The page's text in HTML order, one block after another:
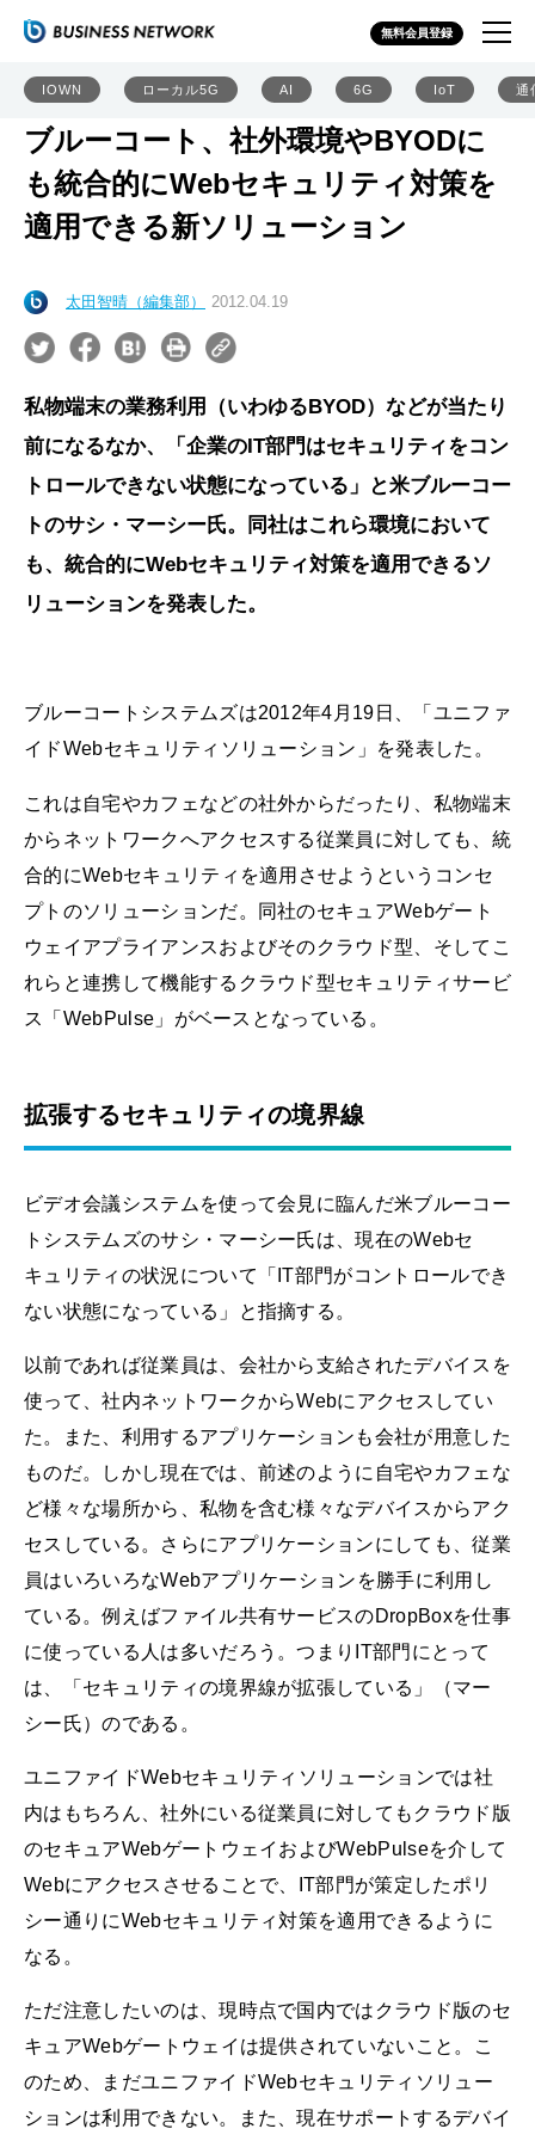
無料会員登録
IOWN ローカル5G AI 6G IoT 通
ブルーコート、社外環境やBYODに
も統合的にWebセキュリティ対策を
適用できる新ソリューション
太田智晴（編集部） 2012.04.19
私物端末の業務利用（いわゆるBYOD）などが当たり
前になるなか、「企業のIT部門はセキュリティをコン
トロールできない状態になっている」と米ブルーコー
トのサシ・マーシー氏。同社はこれら環境において
も、統合的にWebセキュリティ対策を適用できるソ
リューションを発表した。
ブルーコートシステムズは2012年4月19日、「ユニファ
イドWebセキュリティソリューション」を発表した。
これは自宅やカフェなどの社外からだったり、私物端末
からネットワークへアクセスする従業員に対しても、統
合的にWebセキュリティを適用させようというコンセ
プトのソリューションだ。同社のセキュアWebゲート
ウェイアプライアンスおよびそのクラウド型、そしてこ
れらと連携して機能するクラウド型セキュリティサービ
ス「WebPulse」がベースとなっている。
拡張するセキュリティの境界線
ビデオ会議システムを使って会見に臨んだ米ブルーコー
トシステムズのサシ・マーシー氏は、現在のWebセ
キュリティの状況について「IT部門がコントロールでき
ない状態になっている」と指摘する。
以前であれば従業員は、会社から支給されたデバイスを
使って、社内ネットワークからWebにアクセスしてい
た。また、利用するアプリケーションも会社が用意した
ものだ。しかし現在では、前述のように自宅やカフェな
ど様々な場所から、私物を含む様々なデバイスからアク
セスしている。さらにアプリケーションにしても、従業
員はいろいろなWebアプリケーションを勝手に利用し
ている。例えばファイル共有サービスのDropBoxを仕事
に使っている人は多いだろう。つまりIT部門にとって
は、「セキュリティの境界線が拡張している」（マー
シー氏）のである。
ユニファイドWebセキュリティソリューションでは社
内はもちろん、社外にいる従業員に対してもクラウド版
のセキュアWebゲートウェイおよびWebPulseを介して
Webにアクセスさせることで、IT部門が策定したポリ
シー通りにWebセキュリティ対策を適用できるように
なる。
ただ注意したいのは、現時点で国内ではクラウド版のセ
キュアWebゲートウェイは提供されていないこと。こ
のため、まだユニファイドWebセキュリティソリュー
ションは利用できない。また、現在サポートするデバイ